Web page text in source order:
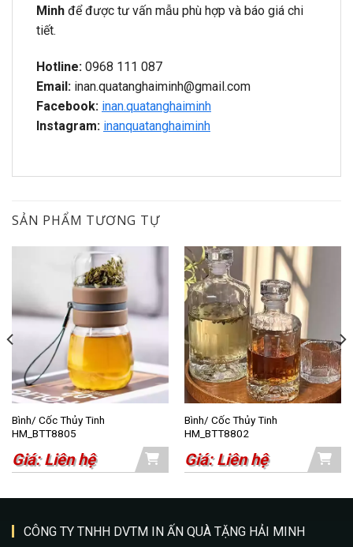
Minh để được tư vấn mẫu phù hợp và báo giá chi
tiết.
Hotline: 0968 111 087
Email: inan.quatanghaiminh@gmail.com
Facebook: inan.quatanghaiminh
Instagram: inanquatanghaiminh
SẢN PHẨM TƯƠNG TỰ
Bình/ Cốc Thủy Tinh
HM_BTT8805
Giá: Liên hệ
Bình/ Cốc Thủy Tinh
HM_BTT8802
Giá: Liên hệ
CÔNG TY TNHH DVTM IN ẤN QUÀ TẶNG HẢI MINH